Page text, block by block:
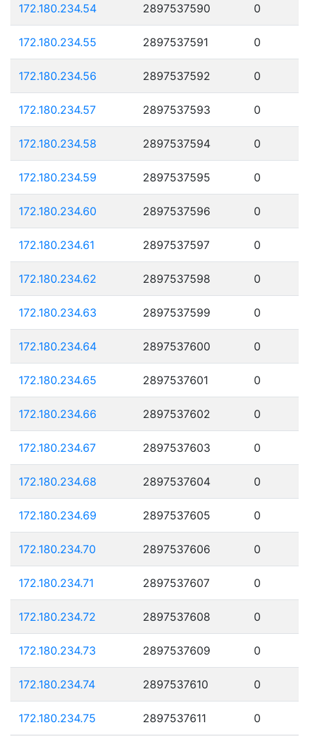
172.180.234.54 2897537590 0
172.180.234.55 2897537591 0
172.180.234.56 2897537592 0
172.180.234.57 2897537593 0
172.180.234.58 2897537594 0
172.180.234.59 2897537595 0
172.180.234.60 2897537596 0
172.180.234.61 2897537597 0
172.180.234.62 2897537598 0
172.180.234.63 2897537599 0
172.180.234.64 2897537600 0
172.180.234.65 2897537601 0
172.180.234.66 2897537602 0
172.180.234.67 2897537603 0
172.180.234.68 2897537604 0
172.180.234.69 2897537605 0
172.180.234.70 2897537606 0
172.180.234.71 2897537607 0
172.180.234.72 2897537608 0
172.180.234.73 2897537609 0
172.180.234.74 2897537610 0
172.180.234.75 2897537611 0